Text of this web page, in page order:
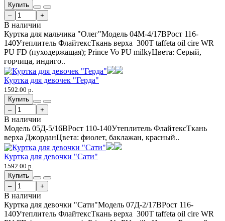
Купить
–
+
В наличии
Куртка для мальчика "Олег"Модель 04М-4/17ВРост 116-
140Утеплитель ФлайтексТкань верха 300T taffeta oil cire WR
PU FD (пуходержащая); Prince Vo PU milkyЦвета: Серый,
горчица, индиго..
Куртка для девочек "Герда"
1592.00 р.
Купить
–
+
В наличии
Модель 05Д-5/16ВРост 110-140Утеплитель ФлайтексТкань
верха ДжорданЦвета: фиолет, баклажан, красный..
Куртка для девочки "Сати"
1592.00 р.
Купить
–
+
В наличии
Куртка для девочки "Сати"Модель 07Д-2/17ВРост 116-
140Утеплитель ФлайтексТкань верха 300T taffeta oil cire WR